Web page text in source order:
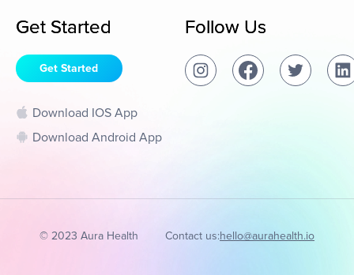
Get Started
Get Started
Download IOS App
Download Android App
Follow Us
© 2023 Aura Health Contact us:hello@aurahealth.io